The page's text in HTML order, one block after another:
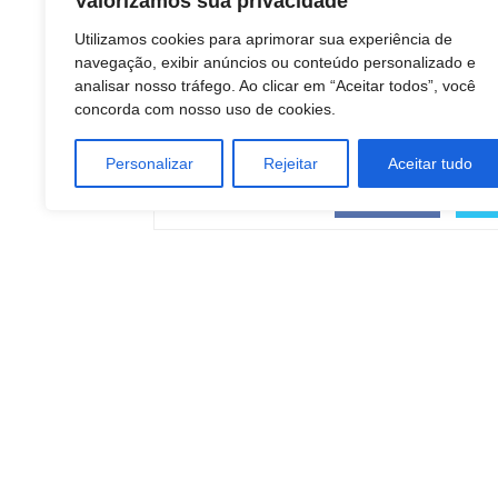
Utilizamos cookies para aprimorar sua experiência de
navegação, exibir anúncios ou conteúdo personalizado e
analisar nosso tráfego. Ao clicar em “Aceitar todos”, você
concorda com nosso uso de cookies.
Personalizar Rejeitar Aceitar tudo